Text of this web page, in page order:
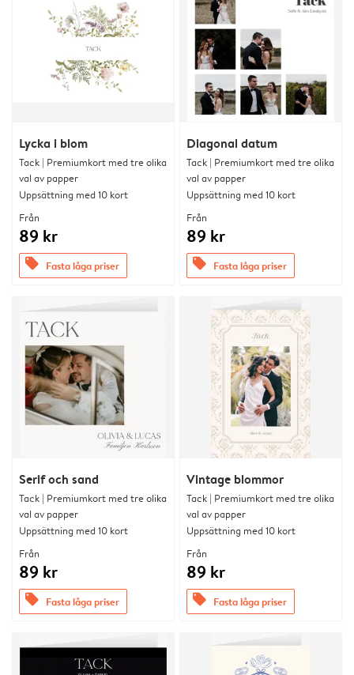
Lycka i blom
Tack | Premiumkort med tre olika
val av papper
Uppsättning med 10 kort
Från
89 kr
offers Fasta låga priser
Diagonal datum
Tack | Premiumkort med tre olika
val av papper
Uppsättning med 10 kort
Från
89 kr
offers Fasta låga priser
Serif och sand
Tack | Premiumkort med tre olika
val av papper
Uppsättning med 10 kort
Från
89 kr
offers Fasta låga priser
Vintage blommor
Tack | Premiumkort med tre olika
val av papper
Uppsättning med 10 kort
Från
89 kr
offers Fasta låga priser